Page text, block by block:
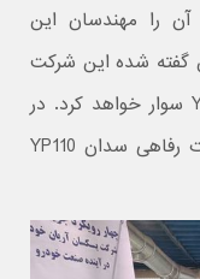
را مهندسان این
گفته شده این شرکت
چندین خودروی دیگر را روی پلتفرم YSF1 سوار خواهد کرد. در
ادامه به معرفی مشخصات فنی و امکانات رفاهی سدان YP110